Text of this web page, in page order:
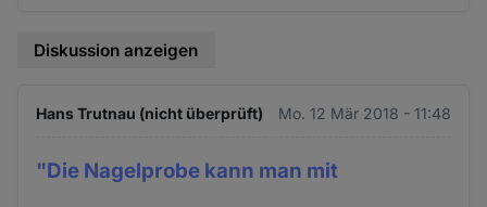
Diskussion anzeigen
Hans Trutnau (nicht überprüft) Mo. 12 Mär 2018 - 11:48
"Die Nagelprobe kann man mit